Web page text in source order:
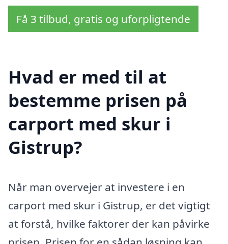
Få 3 tilbud, gratis og uforpligtende
Hvad er med til at
bestemme prisen på
carport med skur i
Gistrup?
Når man overvejer at investere i en
carport med skur i Gistrup, er det vigtigt
at forstå, hvilke faktorer der kan påvirke